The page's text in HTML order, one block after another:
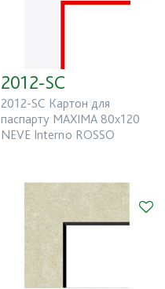
2012-SC
2012-SC Картон для
паспарту MAXIMA 80x120
NEVE Interno ROSSO